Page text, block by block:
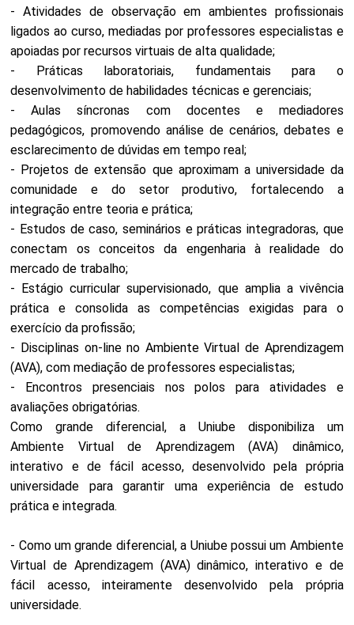
- Atividades de observação em ambientes profissionais
ligados ao curso, mediadas por professores especialistas e
apoiadas por recursos virtuais de alta qualidade;
- Práticas laboratoriais, fundamentais para o
desenvolvimento de habilidades técnicas e gerenciais;
- Aulas síncronas com docentes e mediadores
pedagógicos, promovendo análise de cenários, debates e
esclarecimento de dúvidas em tempo real;
- Projetos de extensão que aproximam a universidade da
comunidade e do setor produtivo, fortalecendo a
integração entre teoria e prática;
- Estudos de caso, seminários e práticas integradoras, que
conectam os conceitos da engenharia à realidade do
mercado de trabalho;
- Estágio curricular supervisionado, que amplia a vivência
prática e consolida as competências exigidas para o
exercício da profissão;
- Disciplinas on-line no Ambiente Virtual de Aprendizagem
(AVA), com mediação de professores especialistas;
- Encontros presenciais nos polos para atividades e
avaliações obrigatórias.
Como grande diferencial, a Uniube disponibiliza um
Ambiente Virtual de Aprendizagem (AVA) dinâmico,
interativo e de fácil acesso, desenvolvido pela própria
universidade para garantir uma experiência de estudo
prática e integrada.
- Como um grande diferencial, a Uniube possui um Ambiente
Virtual de Aprendizagem (AVA) dinâmico, interativo e de
fácil acesso, inteiramente desenvolvido pela própria
universidade.